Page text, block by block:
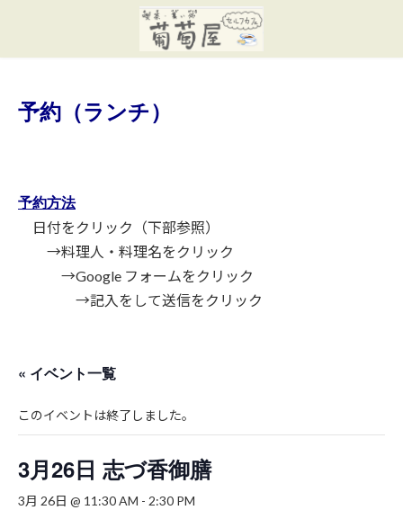
ン
ー
予約（ランチ）
予約方法
日付をクリック（下部参照）
→料理人・料理名をクリック
→Google フォームをクリック
→記入をして送信をクリック
« イベント一覧
このイベントは終了しました。
3月26日 志づ香御膳
3月 26日 @ 11:30 AM - 2:30 PM